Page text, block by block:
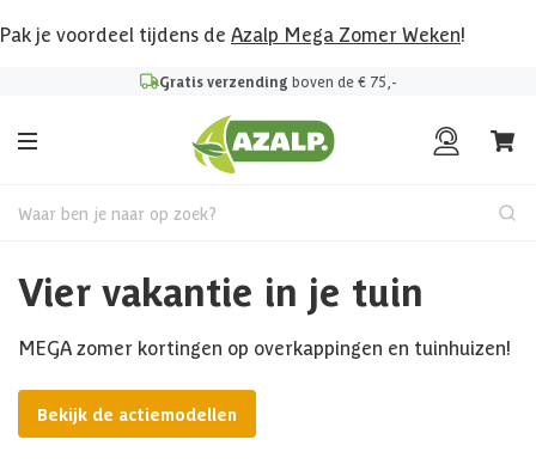
Pak je voordeel tijdens de Azalp Mega Zomer Weken!
Gratis verzending boven de € 75,-
Waar ben je naar op zoek?
Vier vakantie in je tuin
MEGA zomer kortingen op overkappingen en tuinhuizen!
Bekijk de actiemodellen